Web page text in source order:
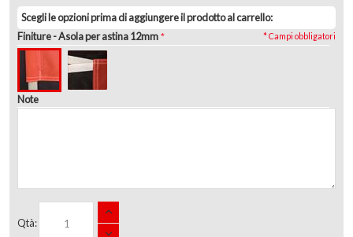
Scegli le opzioni prima di aggiungere il prodotto al carrello:
Finiture- Asola per astina 12mm
Note
* Campi obbligatori
Qtà: